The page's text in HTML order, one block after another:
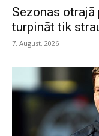
Sezonas otrajā
turpināt tik
7. August, 2026